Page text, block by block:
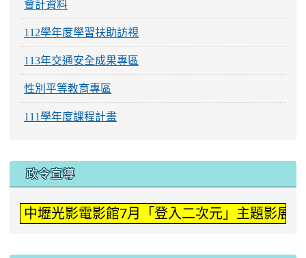
會計資料
112學年度學習扶助訪視
113年交通安全成果專區
性別平等教育專區
111學年度課程計畫
政令宣導
中壢光影電影館7月「登入二次元」主題影展。